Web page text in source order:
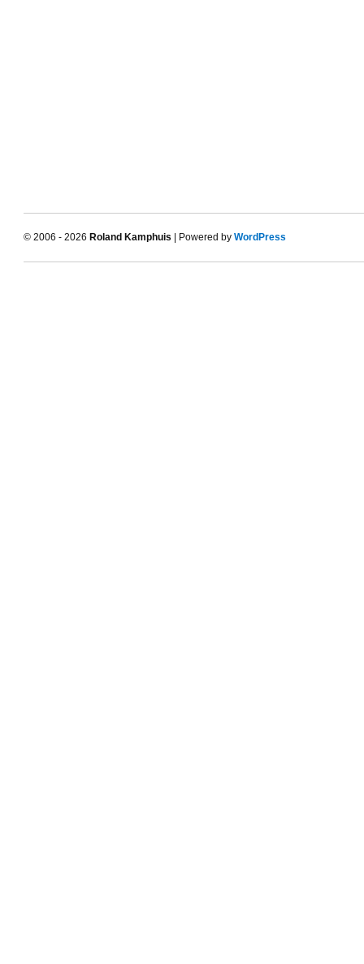
© 2006 - 2026 Roland Kamphuis | Powered by WordPress